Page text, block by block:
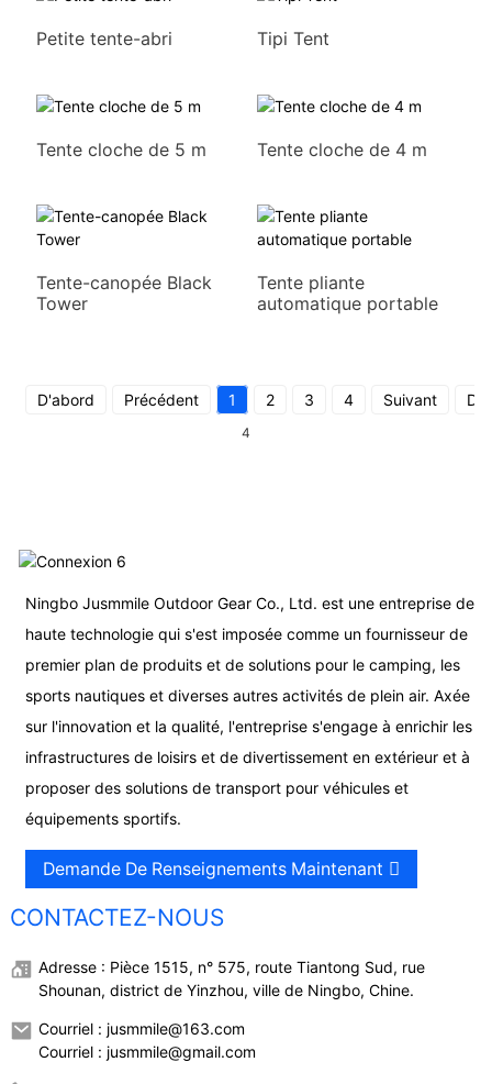
Petite tente-abri Tipi Tent
Tente cloche de 5 m Tente cloche de 4 m
Tente-canopée Black
Tower
Tente pliante
automatique portable
D'abord Précédent 1 2 3 4 Suivant
4
Ningbo Jusmmile Outdoor Gear Co., Ltd. est une entreprise de
haute technologie qui s'est imposée comme un fournisseur de
premier plan de produits et de solutions pour le camping, les
sports nautiques et diverses autres activités de plein air. Axée
sur l'innovation et la qualité, l'entreprise s'engage à enrichir les
infrastructures de loisirs et de divertissement en extérieur et à
proposer des solutions de transport pour véhicules et
équipements sportifs.
Demande De Renseignements Maintenant
CONTACTEZ-NOUS
Adresse : Pièce 1515, n° 575, route Tiantong Sud, rue
Shounan, district de Yinzhou, ville de Ningbo, Chine.
Courriel : jusmmile@163.com
Courriel : jusmmile@gmail.com